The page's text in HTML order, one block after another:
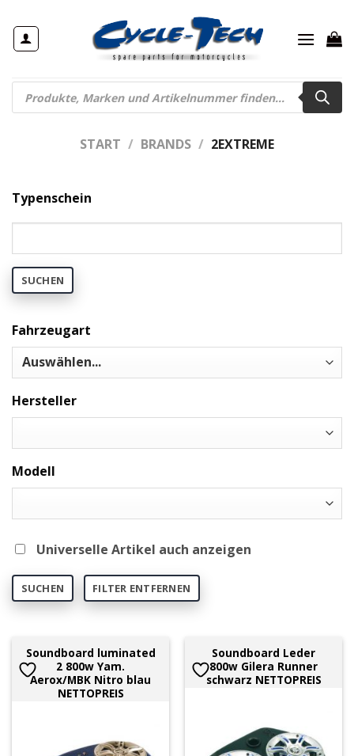
Inhalt
springen
Products
search
START / BRANDS / 2EXTREME
Typenschein
SUCHEN
Fahrzeugart
Hersteller
Modell
Universelle Artikel auch anzeigen
SUCHEN FILTER ENTFERNEN
Soundboard luminated
2 800w Yam.
Aerox/MBK Nitro blau
NETTOPREIS
Soundboard Leder
800w Gilera Runner
schwarz NETTOPREIS